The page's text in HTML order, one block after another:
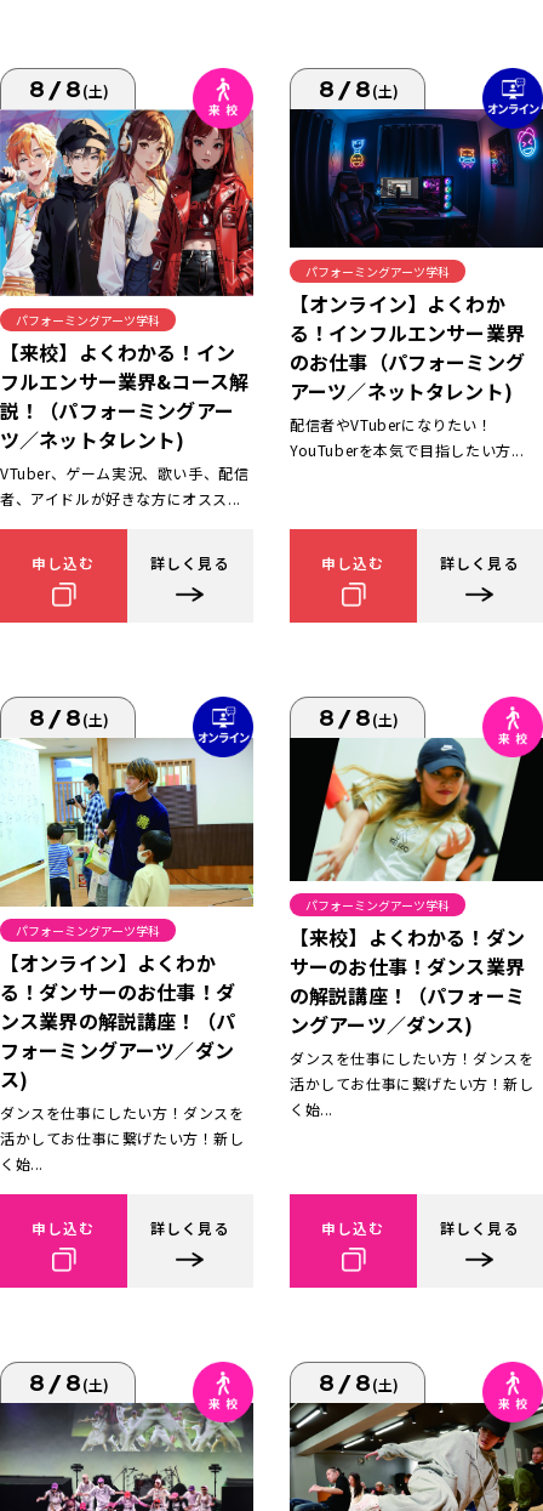
8/8(土)
パフォーミングアーツ学科
【来校】よくわかる！イン
フルエンサー業界&コース解
説！（パフォーミングアー
ツ／ネットタレント)
VTuber、ゲーム実況、歌い手、配信
者、アイドルが好きな方にオスス...
申し込む 詳しく見る
8/8(土)
パフォーミングアーツ学科
【オンライン】よくわか
る！インフルエンサー業界
のお仕事（パフォーミング
アーツ／ネットタレント)
配信者やVTuberになりたい！
YouTuberを本気で目指したい方...
申し込む 詳しく見る
8/8(土)
パフォーミングアーツ学科
【オンライン】よくわか
る！ダンサーのお仕事！ダ
ンス業界の解説講座！（パ
フォーミングアーツ／ダン
ス)
ダンスを仕事にしたい方！ダンスを
活かしてお仕事に繋げたい方！新し
く始...
申し込む 詳しく見る
8/8(土)
パフォーミングアーツ学科
【来校】よくわかる！ダン
サーのお仕事！ダンス業界
の解説講座！（パフォーミ
ングアーツ／ダンス)
ダンスを仕事にしたい方！ダンスを
活かしてお仕事に繋げたい方！新し
く始...
申し込む 詳しく見る
8/8(土) 8/8(土)